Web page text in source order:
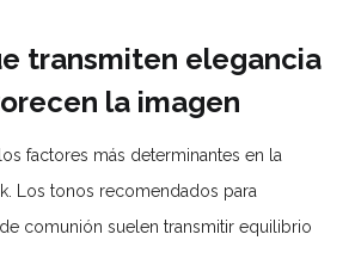
transmiten elegancia
la imagen
factores más determinantes en la
Los tonos recomendados para
comunión suelen transmitir equilibrio